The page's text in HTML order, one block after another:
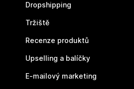
Dropshipping
Tržiště
Recenze produktů
Upselling a balíčky
E-mailový marketing